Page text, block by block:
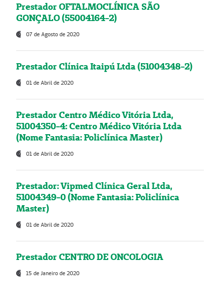
Prestador OFTALMOCLÍNICA SÃO
GONÇALO (55004164-2)
07 de Agosto de 2020
Prestador Clínica Itaipú Ltda (51004348-2)
01 de Abril de 2020
Prestador Centro Médico Vitória Ltda,
51004350-4: Centro Médico Vitória Ltda
(Nome Fantasia: Policlínica Master)
01 de Abril de 2020
Prestador: Vipmed Clínica Geral Ltda,
51004349-0 (Nome Fantasia: Policlínica
Master)
01 de Abril de 2020
Prestador CENTRO DE ONCOLOGIA
15 de Janeiro de 2020